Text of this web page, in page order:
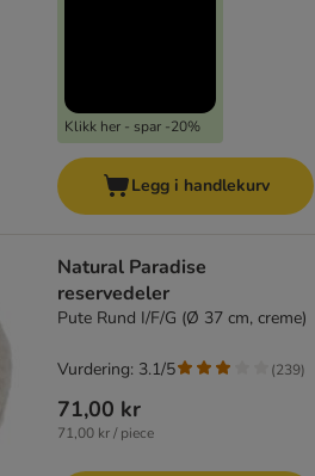
Klikk her - spar -20%
Legg i handlekurv
Natural Paradise
reservedeler
Pute Rund I/F/G (Ø 37 cm, creme)
71,00 kr
71,00 kr / piece
Vurdering: 3.1/5 (239)